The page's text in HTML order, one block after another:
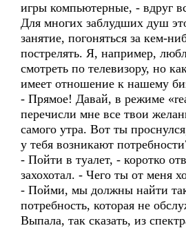
игры компьютерные, - вдруг
Для многих заблудших душ
занятие, погоняться за кем-
пострелять. Я, например,
смотреть по телевизору, но
имеет отношение к нашему
- Прямое! Давай, в режиме
перечисли мне все твои
самого утра. Вот ты
у тебя возникают
- Пойти в туалет, - коротко
захохотал. - Чего ты от меня
- Пойми, мы должны найти
потребность, которая не
Выпала, так сказать, из